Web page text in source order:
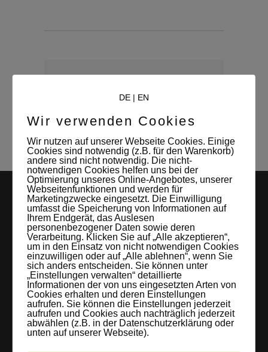
WRITTEN BY: admin
LEIPZIGS MIETSTUDIO
Hier lassen sich Foto- und Videoproduktionen aller Art in
entspannter Loftatmosphäre realisieren. Alles da, was man
braucht: Technik, Platz, Couch und Kaffee. Folgt uns!
DE| EN
Wir verwenden Cookies
Wir nutzen auf unserer Webseite Cookies. Einige
Cookies sind notwendig (z.B. für den Warenkorb)
andere sind nicht notwendig. Die nicht-
notwendigen Cookies helfen uns bei der
Optimierung unseres Online-Angebotes, unserer
Webseitenfunktionen und werden für
Marketingzwecke eingesetzt. Die Einwilligung
umfasst die Speicherung von Informationen auf
Ihrem Endgerät, das Auslesen
personenbezogener Daten sowie deren
Verarbeitung. Klicken Sie auf „Alle akzeptieren“,
um in den Einsatz von nicht notwendigen Cookies
einzuwilligen oder auf „Alle ablehnen“, wenn Sie
sich anders entscheiden. Sie können unter
„Einstellungen verwalten“ detaillierte
Informationen der von uns eingesetzten Arten von
Cookies erhalten und deren Einstellungen
aufrufen. Sie können die Einstellungen jederzeit
aufrufen und Cookies auch nachträglich jederzeit
abwählen (z.B. in der Datenschutzerklärung oder
unten auf unserer Webseite).